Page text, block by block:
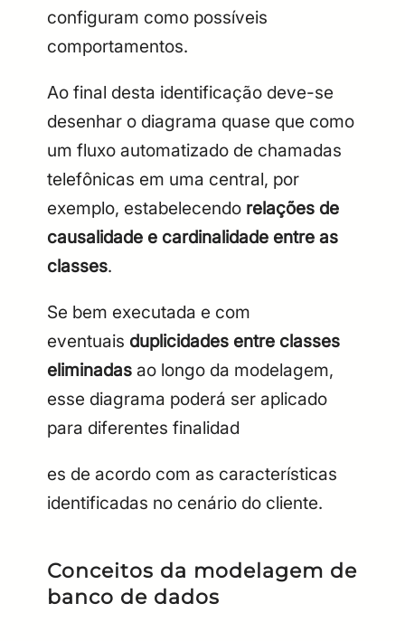
configuram como possíveis
comportamentos.
Ao final desta identificação deve-se
desenhar o diagrama quase que como
um fluxo automatizado de chamadas
telefônicas em uma central, por
exemplo, estabelecendo relações de
causalidade e cardinalidade entre as
classes.
Se bem executada e com
eventuais duplicidades entre classes
eliminadas ao longo da modelagem,
esse diagrama poderá ser aplicado
para diferentes finalidad
es de acordo com as características
identificadas no cenário do cliente.
Conceitos da modelagem de
banco de dados